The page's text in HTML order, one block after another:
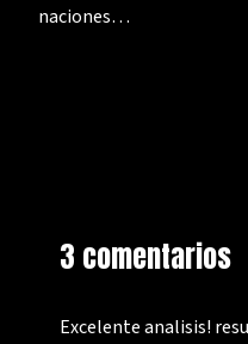
naciones…
3 comentarios
Excelente analisis!